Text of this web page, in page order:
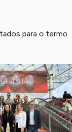
para o termo